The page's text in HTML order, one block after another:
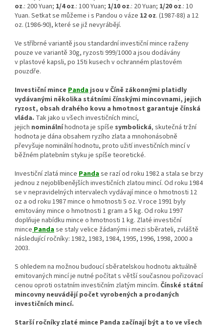
oz.: 200 Yuan; 1/4 oz.: 100 Yuan; 1/10 oz.: 20 Yuan; 1/20 oz.: 10
Yuan. Setkat se můžeme i s Pandou o váze 12 oz. (1987-88) a 12
oz. (1986-90), které se již nevyrábějí.
Ve stříbrné variantě jsou standardní investiční mince raženy
pouze ve variantě 30g, ryzosti 999/1000 a jsou dodávány
v plastové kapsli, po 15ti kusech v ochranném plastovém
pouzdře.
Investiční mince Pandajsou v Číně zákonnými platidly
vydávanými několika státními čínskými mincovnami, jejich
ryzost, obsah drahého kovu a hmotnost garantuje čínská
vláda. Tak jako u všech investičních mincí,
jejich nominálníhodnota je spíše symbolická, skutečná tržní
hodnota je dána obsahem ryzího zlata a mnohonásobně
převyšuje nominální hodnotu, proto užití investičních mincí v
běžném platebním styku je spíše teoretické.
Investiční zlatá mince Pandase razí od roku 1982 a stala se brzy
jednou z nejoblíbenějších investičních zlatou mincí. Od roku 1984
se v nepravidelných intervalech vydávají mince o hmotnosti 12
oz a od roku 1987 mince o hmotnosti 5 oz. V roce 1991 byly
emitovány mince o hmotnosti 1 gram a 5 kg. Od roku 1997
doplňuje nabídku mince o hmotnosti 1 kg. Zlaté investiční
mince Pandase staly velice žádanými i mezi sběrateli, zvláště
následující ročníky: 1982, 1983, 1984, 1995, 1996, 1998, 2000 a
2003.
S ohledem na možnou budoucí sběratelskou hodnotu aktuálně
emitovaných mincí je nutné počítat s větší současnou pořizovací
cenou oproti ostatním investičním zlatým mincím. Čínské státní
mincovny neuvádějí počet vyrobených a prodaných
investičních mincí.
Starší ročníky zlaté mince Panda začínají být a to ve všech